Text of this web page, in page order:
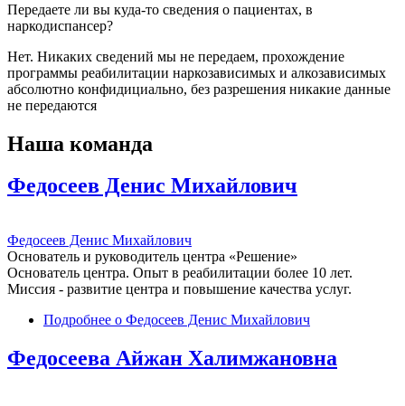
Передаете ли вы куда-то сведения о пациентах, в
наркодиспансер?
Нет. Никаких сведений мы не передаем, прохождение
программы реабилитации наркозависимых и алкозависимых
абсолютно конфидициально, без разрешения никакие данные
не передаются
Наша команда
Федосеев Денис Михайлович
Федосеев Денис Михайлович
Основатель и руководитель центра «Решение»
Основатель центра. Опыт в реабилитации более 10 лет.
Миссия - развитие центра и повышение качества услуг.
Подробнее о Федосеев Денис Михайлович
Федосеева Айжан Халимжановна